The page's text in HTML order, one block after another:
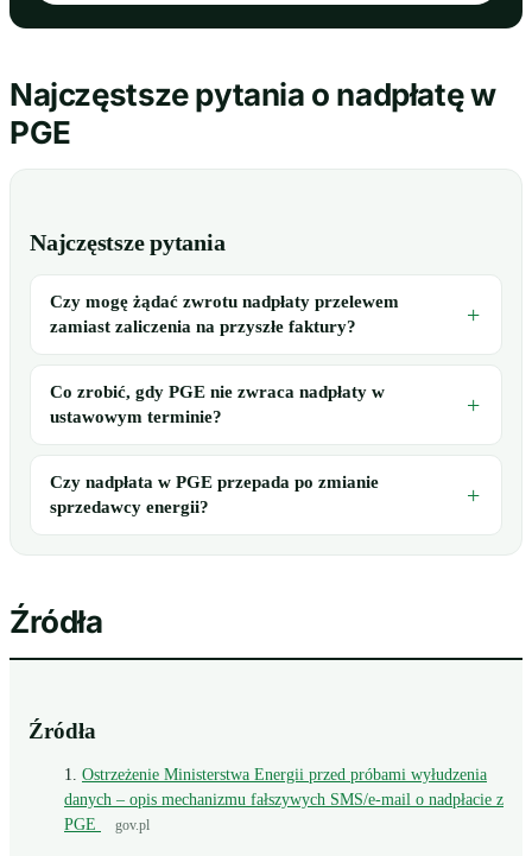
Najczęstsze pytania o nadpłatę w
PGE
Najczęstsze pytania
Czy mogę żądać zwrotu nadpłaty przelewem
zamiast zaliczenia na przyszłe faktury?
Co zrobić, gdy PGE nie zwraca nadpłaty w
ustawowym terminie?
Czy nadpłata w PGE przepada po zmianie
sprzedawcy energii?
Źródła
Źródła
Ostrzeżenie Ministerstwa Energii przed próbami wyłudzenia
danych – opis mechanizmu fałszywych SMS/e-mail o nadpłacie z
PGE
gov.pl